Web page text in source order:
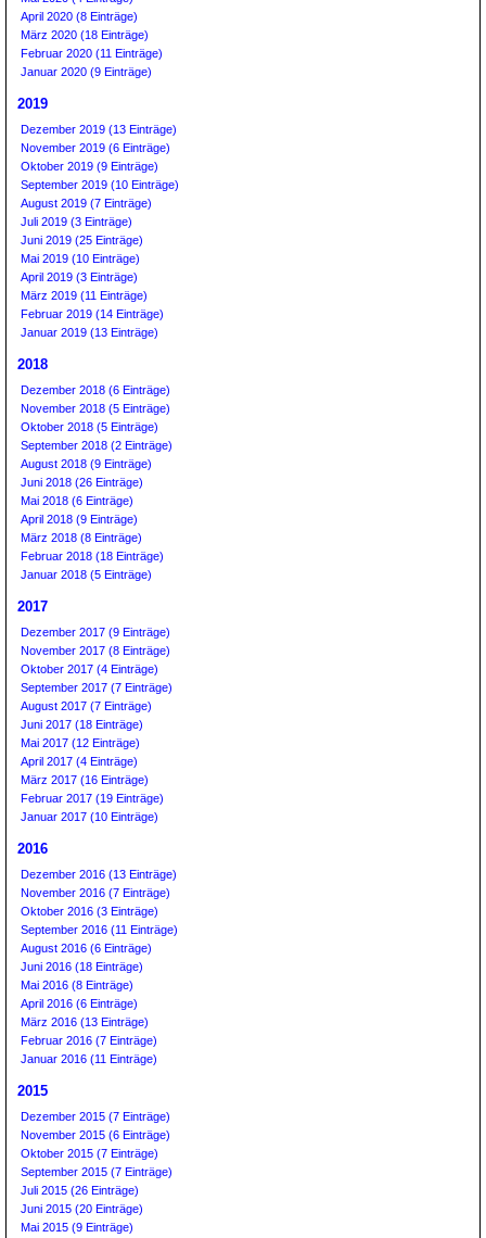
April 2020 (8 Einträge)
März 2020 (18 Einträge)
Februar 2020 (11 Einträge)
Januar 2020 (9 Einträge)
2019
Dezember 2019 (13 Einträge)
November 2019 (6 Einträge)
Oktober 2019 (9 Einträge)
September 2019 (10 Einträge)
August 2019 (7 Einträge)
Juli 2019 (3 Einträge)
Juni 2019 (25 Einträge)
Mai 2019 (10 Einträge)
April 2019 (3 Einträge)
März 2019 (11 Einträge)
Februar 2019 (14 Einträge)
Januar 2019 (13 Einträge)
2018
Dezember 2018 (6 Einträge)
November 2018 (5 Einträge)
Oktober 2018 (5 Einträge)
September 2018 (2 Einträge)
August 2018 (9 Einträge)
Juni 2018 (26 Einträge)
Mai 2018 (6 Einträge)
April 2018 (9 Einträge)
März 2018 (8 Einträge)
Februar 2018 (18 Einträge)
Januar 2018 (5 Einträge)
2017
Dezember 2017 (9 Einträge)
November 2017 (8 Einträge)
Oktober 2017 (4 Einträge)
September 2017 (7 Einträge)
August 2017 (7 Einträge)
Juni 2017 (18 Einträge)
Mai 2017 (12 Einträge)
April 2017 (4 Einträge)
März 2017 (16 Einträge)
Februar 2017 (19 Einträge)
Januar 2017 (10 Einträge)
2016
Dezember 2016 (13 Einträge)
November 2016 (7 Einträge)
Oktober 2016 (3 Einträge)
September 2016 (11 Einträge)
August 2016 (6 Einträge)
Juni 2016 (18 Einträge)
Mai 2016 (8 Einträge)
April 2016 (6 Einträge)
März 2016 (13 Einträge)
Februar 2016 (7 Einträge)
Januar 2016 (11 Einträge)
2015
Dezember 2015 (7 Einträge)
November 2015 (6 Einträge)
Oktober 2015 (7 Einträge)
September 2015 (7 Einträge)
Juli 2015 (26 Einträge)
Juni 2015 (20 Einträge)
Mai 2015 (9 Einträge)